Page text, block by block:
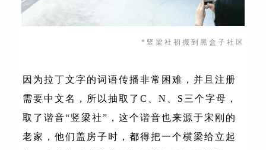
*竖梁社 初搬到黑盒子社区
因为拉丁文字的词语传播非常困难，并且注册
需要中文名，所以抽取了C、N、S三个字母，
取了谐音“竖梁社”，这个谐音也来源于宋刚的
老家，他们盖房子时，都得把一个横梁给立起